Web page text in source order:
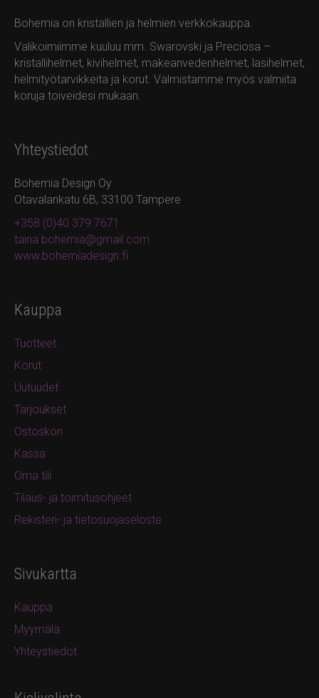
Bohemia on kristallien ja helmien verkkokauppa.
Valikoimiimme kuuluu mm. Swarovski ja Preciosa –
kristallihelmet, kivihelmet, makeanvedenhelmet, lasihelmet,
helmityötarvikkeita ja korut. Valmistamme myös valmiita
koruja toiveidesi mukaan.
Yhteystiedot
Bohemia Design Oy
Otavalankatu 6B, 33100 Tampere
+358 (0)40 379 7671
taina.bohemia@gmail.com
www.bohemiadesign.fi
Kauppa
Tuotteet
Korut
Uutuudet
Tarjoukset
Ostoskori
Kassa
Oma tili
Tilaus- ja toimitusohjeet
Rekisteri- ja tietosuojaseloste
Sivukartta
Kauppa
Myymälä
Yhteystiedot